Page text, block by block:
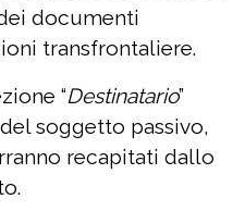
documenti
transfrontaliere.
“Destinatario”
soggetto passivo,
recapitati dallo